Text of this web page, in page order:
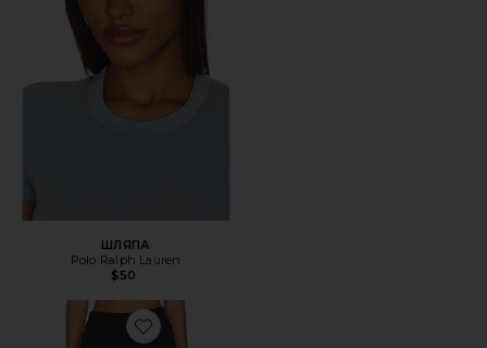
ШЛЯПА
Polo Ralph Lauren
$50
Favorite КАПРИ